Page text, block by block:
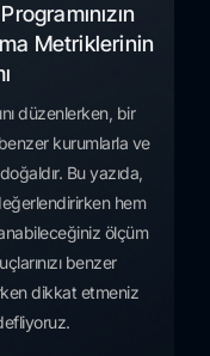
Metriklerinin
düzenlerken, bir
kurumlarla ve
Bu yazıda,
hem
ölçüm
benzer
dikkat etmeniz